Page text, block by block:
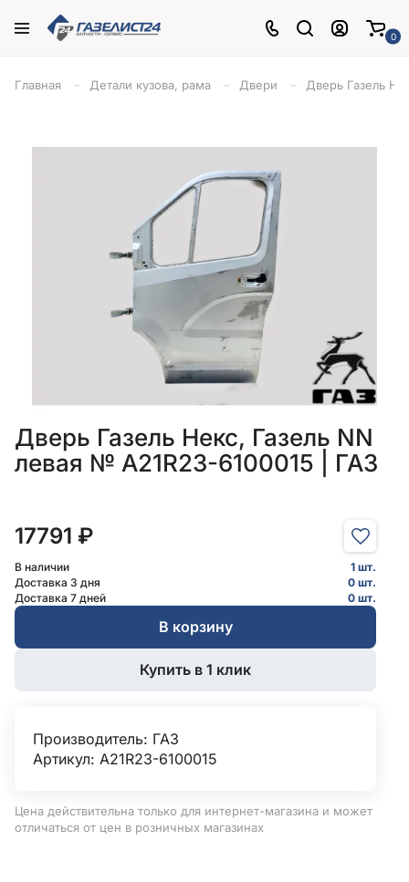
0
Главная Детали кузова, рама Двери Дверь Газель
Дверь Газель Некс, Газель NN
левая № А21R23-6100015 | ГАЗ
17791 ₽
В наличии
1 шт.
Доставка 3 дня
0 шт.
Доставка 7 дней
0 шт.
В корзину
Купить в 1 клик
Производитель: ГАЗ
Артикул: А21R23-6100015
Цена действительна только для интернет-магазина и может
отличаться от цен в розничных магазинах